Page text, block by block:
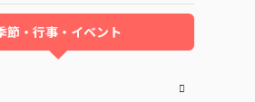
節・行事・イベント